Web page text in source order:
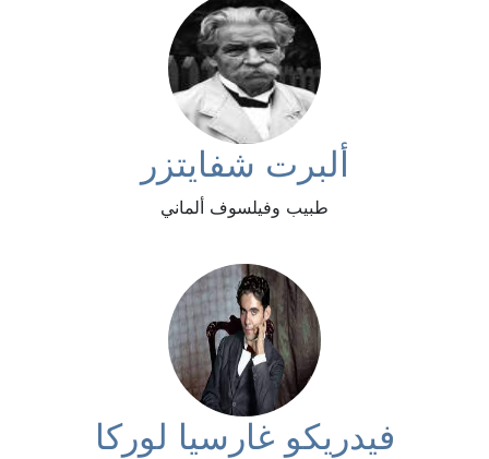
ألبرت شفايتزر
طبيب وفيلسوف ألماني
فيدريكو غارسيا لوركا